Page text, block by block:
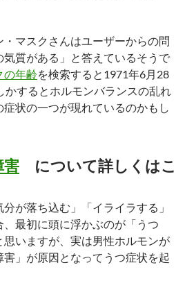
マスクさんはユーザーからの問
質がある」と答えているそうで
の年齢を検索すると1971年6月28
かするとホルモンバランスの乱れ
状の一つが現れているのかもし
害 について詳しくはこ
分が落ち込む」「イライラする」
最初に頭に浮かぶのが「うつ
いますが、実は男性ホルモンが
」が原因となってうつ症状を起